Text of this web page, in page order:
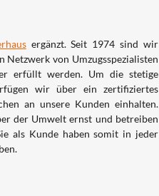
ergänzt. Seit 1974 sind wir
Netzwerk von Umzugsspezialisten
erfüllt werden. Um die stetige
wir über ein zertifiziertes
an unsere Kunden einhalten.
der Umwelt ernst und betreiben
als Kunde haben somit in jeder